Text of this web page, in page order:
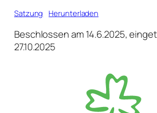
Satzung Herunterladen
Beschlossen am 14.6.2025,
27.10.2025